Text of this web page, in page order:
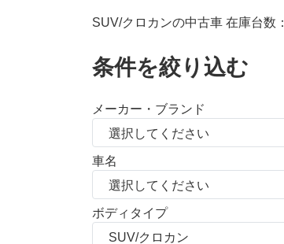
SUV/クロカンの中古車 在庫台数：
条件を絞り込む
メーカー・ブランド
車名
ボディタイプ